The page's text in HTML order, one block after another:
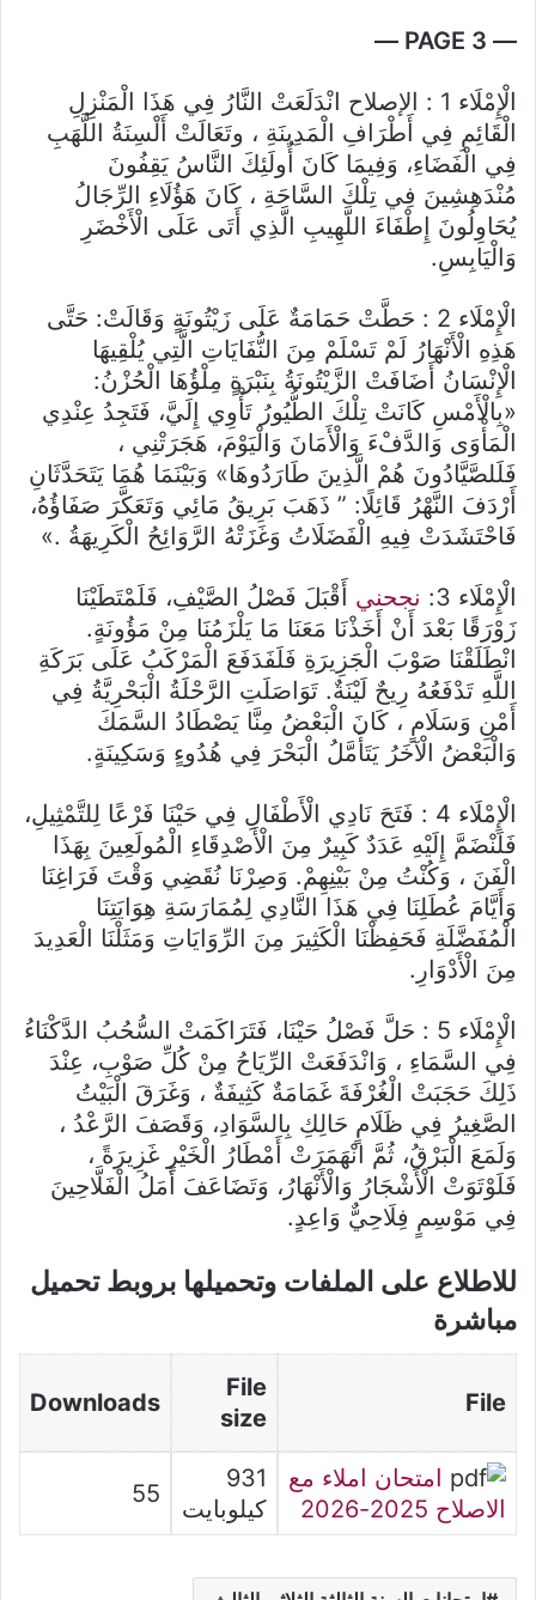
— PAGE 3 —
الْإِمْلَاء 1 : الإصلاح انْدَلَعَتْ النَّارُ فِي هَذَا الْمَنْزِلِ
الْقَائِمِ فِي أَطْرَافِ الْمَدِينَةِ ، وتَعَالَتْ أَلْسِنَةُ اللَّهَبِ
فِي الْفَضَاءِ، وَفِيمَا كَانَ أُولَئِكَ النَّاسُ يَقِفُونَ
مُنْدَهِشِينَ فِي تِلْكَ السَّاحَةِ ، كَانَ هَؤُلَاءِ الرِّجَالُ
يُحَاوِلُونَ إِطْفَاءَ اللَّهِيبِ الَّذِي أَتَى عَلَى الْأَخْضَرِ
وَالْيَابِسِ.
الْإِمْلَاء 2 :
حَطَّتْ حَمَامَةٌ عَلَى زَيْتُونَةٍ وَقَالَتْ: حَتَّى
هَذِهِ الْأَنْهَارُ لَمْ تَسْلَمْ مِنَ النُّفَايَاتِ الَّتِي يُلْقِيهَا
الْإِنْسَانُ أَضَافَتْ الزَّيْتُونَةُ بِنَبْرَةٍ مِلْؤُهَا الْحُزْنُ:
«بِالْأَمْسِ كَانَتْ تِلْكَ الطُّيُورُ تَأْوِي إِلَيَّ، فَتَجِدُ عِنْدِي
الْمَأْوَى وَالدَّفْءَ وَالْأَمَانَ وَالْيَوْمَ، هَجَرَتْنِي ،
فَلَلصَّيَّادُونَ هُمْ الَّذِينَ طَارَدُوهَا» وَبَيْنَمَا هُمَا يَتَحَدَّثَانِ
أَرْدَفَ النَّهْرُ قَائِلًا: ” ذَهَبَ بَرِيقُ مَائِي وَتَعَكَّرَ صَفَاؤُهُ،
فَاحْتَشَدَتْ فِيهِ الْفَضَلَاتُ وَغَزَتْهُ الرَّوَائِحُ الْكَرِيهَةُ .»
الْإِمْلَاء 3: نجحني أَقْبَلَ فَصْلُ الصَّيْفِ، فَلَمْتَطَيْنَا
زَوْرَقًا بَعْدَ أَنْ أَخَذْنَا مَعَنَا مَا يَلْزَمُنَا مِنْ مَؤُونَةٍ.
انْطَلَقْنَا صَوْبَ الْجَزِيرَةِ فَلَفَدَفَعَ الْمَرْكَبُ عَلَى بَرَكَةِ
اللَّهِ تَدْفَعُهُ رِيحٌ لَيْنَةٌ. تَوَاصَلَتِ الرَّحْلَةُ الْبَحْرِيَّةُ فِي
أَمْنِ وَسَلَامٍ ، كَانَ الْبَعْضُ مِنَّا يَصْطَادُ السَّمَكَ
وَالْبَعْضُ الْآخَرُ يَتَأَمَّلُ الْبَحْرَ فِي هُدُوءٍ وَسَكِينَةٍ.
الْإِمْلَاء 4 :
فَتَحَ نَادِي الْأَطْفَالِ فِي حَيْنَا فَرْعًا لِلتَّمْثِيلِ،
فَلَنْضَمَّ إِلَيْهِ عَدَدٌ كَبِيرٌ مِنَ الْأَصْدِقَاءِ الْمُولَعِينَ بِهَذَا
الْفَنَ ، وَكُنْتُ مِنْ بَيْنِهِمْ. وَصِرْنَا نُقَضِي وَقْتَ فَرَاغِنَا
وَأَيَّامَ عُطَلِنَا فِي هَذَا النَّادِي لِمُمَارَسَةِ هِوَايَتِنَا
الْمُفَضَّلَةِ فَحَفِظْنَا الْكَثِيرَ مِنَ الرِّوَايَاتِ وَمَثَلْنَا الْعَدِيدَ
مِنَ الْأَدْوَارِ.
الْإِمْلَاء 5 :
حَلَّ فَصْلُ حَيْنَا، فَتَرَاكَمَتْ السُّحُبُ الدَّكْنَاءُ
فِي السَّمَاءِ ، وَانْدَفَعَتْ الرِّيَاحُ مِنْ كُلِّ صَوْبِ، عِنْدَ
ذَلِكَ حَجَبَتْ الْغُرْفَةَ غَمَامَةٌ كَثِيفَةٌ ، وَغَرَقَ الْبَيْتُ
الصَّغِيرُ فِي ظَلَامٍ حَالِكِ بِالسَّوَادِ، وَقَصَفَ الرَّعْدُ ،
وَلَمَعَ الْبَرْقُ، ثُمَّ انْهَمَرَتْ أَمْطَارُ الْخَيْرِ غَزِيرَةً ،
فَلَوْتَوَتْ الْأَشْجَارُ وَالْأَنْهَارُ، وَتَضَاعَفَ أَمَلُ الْفَلَّاحِينَ
فِي مَوْسِمٍ فِلَاحِيٌّ وَاعِدٍ.
للاطلاع على الملفات وتحميلها بروبط تحميل
مباشرة
File
File
size
Downloads
امتحان املاء مع
الاصلاح 2025-2026
931
كيلوبايت
55